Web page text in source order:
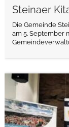
Steinaer
Die Gemeinde
am 5. September